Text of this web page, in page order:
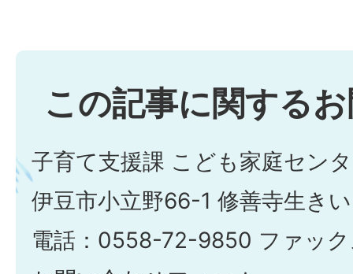
この記事に関する
子育て支援課 こども家庭セン
伊豆市小立野66-1 修善寺生き
電話：0558-72-9850 ファッ